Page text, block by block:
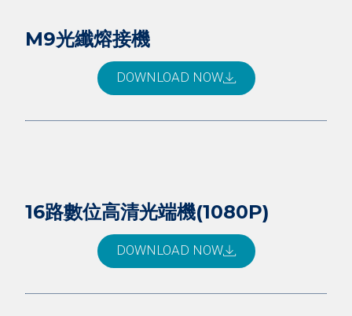
M9光纖熔接機
DOWNLOAD NOW
16路數位高清光端機(1080P)
DOWNLOAD NOW